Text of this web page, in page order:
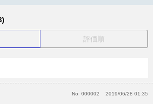
評価順
No: 000002 2019/06/28 01:35